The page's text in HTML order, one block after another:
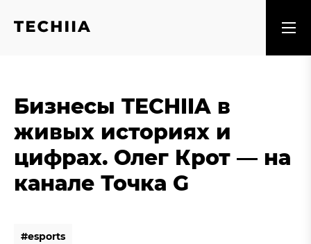
Бизнесы TECHIIA в
живых историях и
цифрах. Олег Крот — на
канале Точка G
#esports